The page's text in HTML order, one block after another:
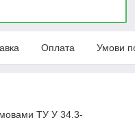
Оплата Умови
ТУ У 34.3-